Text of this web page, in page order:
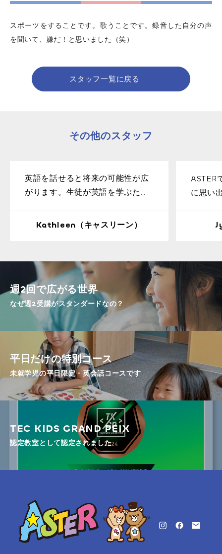
スポーツをすることです。歌うことです。録音した自分の声
を聞いて、嫌だ！と思いました（笑）
スタッフ一覧に戻る
その他のスタッフ
英語を話せると将来の可能性が広
がります。生徒が英語を学ぶため
楽しみながら英語を学べるように
Kathleen（キャスリーン）
ASTER
に思い
週2回で広がる世界
なぜ週2受講がスタンダードなの？
平日だけの特別コース
未就学児の平日限定・英会話コースです
TEC KIDS GRAND PEIX
認定教室として認定されました